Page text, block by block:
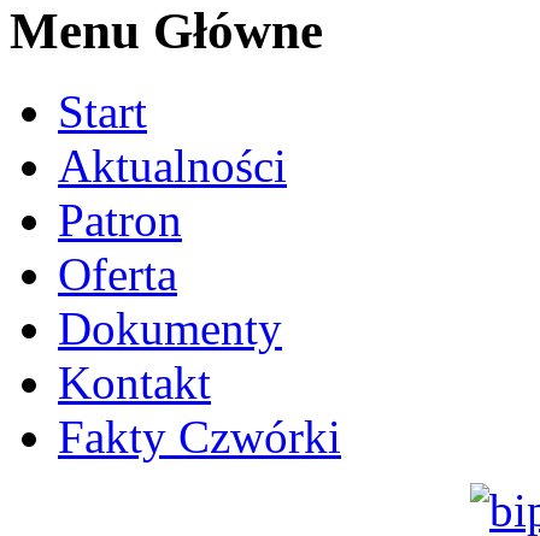
Menu Główne
Start
Aktualności
Patron
Oferta
Dokumenty
Kontakt
Fakty Czwórki